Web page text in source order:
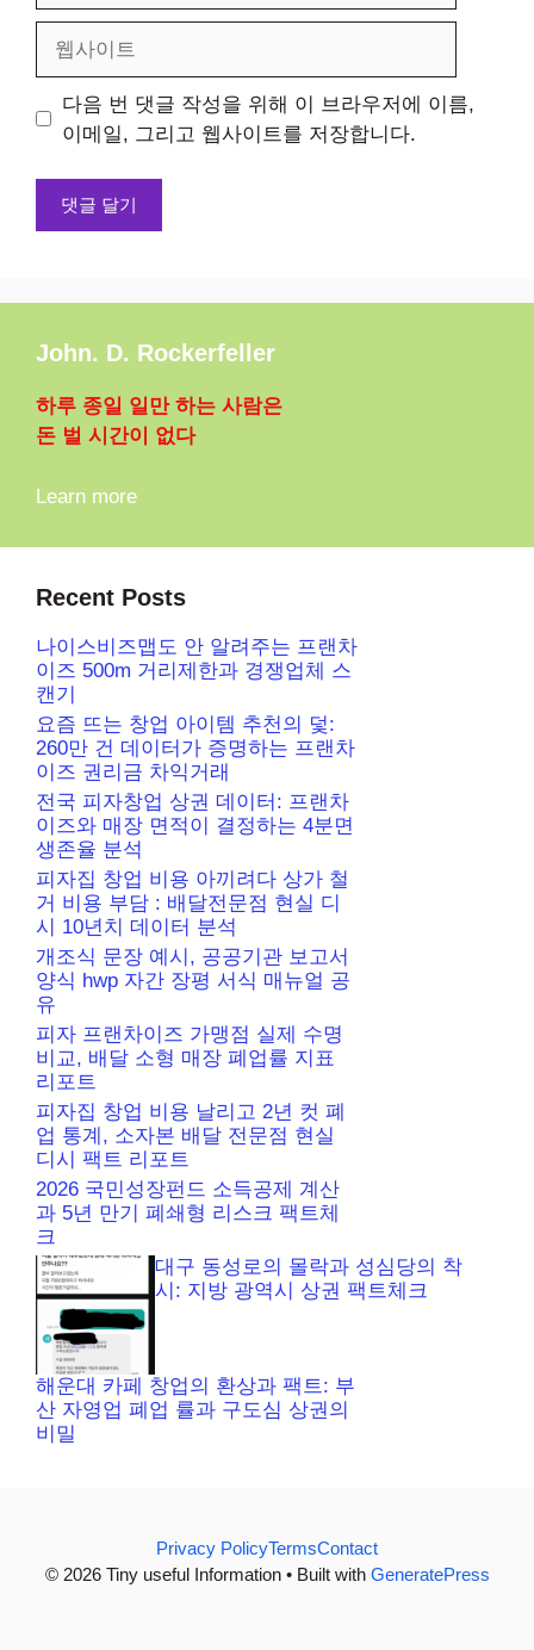
일
트
다음 번 댓글 작성을 위해 이 브라우저에 이름,
이메일, 그리고 웹사이트를 저장합니다.
John. D. Rockerfeller
하루 종일 일만 하는 사람은
돈 벌 시간이 없다
Learn more
Recent Posts
나이스비즈맵도 안 알려주는 프랜차
이즈 500m 거리제한과 경쟁업체 스
캔기
요즘 뜨는 창업 아이템 추천의 덫:
260만 건 데이터가 증명하는 프랜차
이즈 권리금 차익거래
전국 피자창업 상권 데이터: 프랜차
이즈와 매장 면적이 결정하는 4분면
생존율 분석
피자집 창업 비용 아끼려다 상가 철
거 비용 부담 : 배달전문점 현실 디
시 10년치 데이터 분석
개조식 문장 예시, 공공기관 보고서
양식 hwp 자간 장평 서식 매뉴얼 공
유
피자 프랜차이즈 가맹점 실제 수명
비교, 배달 소형 매장 폐업률 지표
리포트
피자집 창업 비용 날리고 2년 컷 폐
업 통계, 소자본 배달 전문점 현실
디시 팩트 리포트
2026 국민성장펀드 소득공제 계산
과 5년 만기 폐쇄형 리스크 팩트체
크
대구 동성로의 몰락과 성심당의 착
시: 지방 광역시 상권 팩트체크
해운대 카페 창업의 환상과 팩트: 부
산 자영업 폐업 률과 구도심 상권의
비밀
© 2026 Tiny useful Information • Built with GeneratePress
Privacy PolicyTermsContact